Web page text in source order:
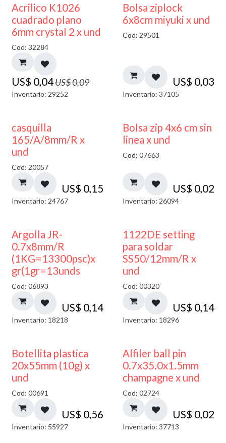
50% DESCUENTO
Acrilico K1026
cuadrado plano
6mm crystal 2 x und
Cod: 32284
US$ 0,04US$0,09
Inventario: 29252
¡NUEVO!
Bolsa ziplock
6x8cm miyuki x und
Cod: 29501
US$ 0,03
Inventario: 37105
casquilla
165/A/8mm/R x
und
Cod: 20057
US$ 0,15
Inventario: 24767
Bolsa zip 4x6 cm sin
linea x und
Cod: 07663
US$ 0,02
Inventario: 26094
Argolla JR-
0.7x8mm/R
(1KG=13300psc)x
gr(1gr=13unds
Cod: 06893
US$ 0,14
Inventario: 18218
1122DE setting
para soldar
SS50/12mm/R x
und
Cod: 00320
US$ 0,14
Inventario: 18296
Botellita plastica
20x55mm (10g) x
und
Cod: 00691
US$ 0,56
Inventario: 55927
Alfiler ball pin
0.7x35.0x1.5mm
champagne x und
Cod: 02724
US$ 0,02
Inventario: 37713